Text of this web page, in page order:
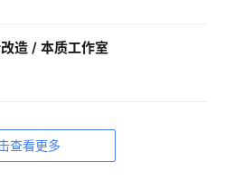
造 / 本质工作室
查看更多